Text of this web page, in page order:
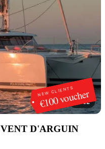
NEW CLIENTS
€100 voucher
1/12
VENT D'ARGUIN